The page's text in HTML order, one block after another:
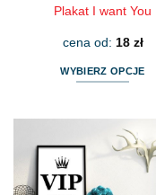
Plakat I want You
cena od: 18 zł
WYBIERZ OPCJE
wiele
wariantów.
Opcje